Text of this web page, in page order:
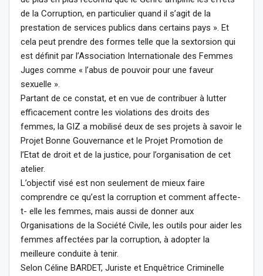
de la Corruption, en particulier quand il s’agit de la
prestation de services publics dans certains pays ». Et
cela peut prendre des formes telle que la sextorsion qui
est définit par l’Association Internationale des Femmes
Juges comme « l’abus de pouvoir pour une faveur
sexuelle ».
Partant de ce constat, et en vue de contribuer à lutter
efficacement contre les violations des droits des
femmes, la GIZ a mobilisé deux de ses projets à savoir le
Projet Bonne Gouvernance et le Projet Promotion de
l’Etat de droit et de la justice, pour l’organisation de cet
atelier.
L’objectif visé est non seulement de mieux faire
comprendre ce qu’est la corruption et comment affecte-
t- elle les femmes, mais aussi de donner aux
Organisations de la Société Civile, les outils pour aider les
femmes affectées par la corruption, à adopter la
meilleure conduite à tenir.
Selon Céline BARDET, Juriste et Enquêtrice Criminelle